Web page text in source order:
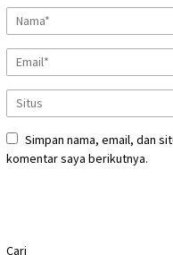
Simpan nama, email, dan
komentar saya berikutnya.
Cari